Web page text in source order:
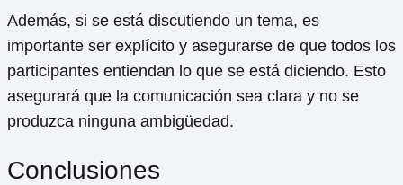
Además, si se está discutiendo un tema, es
importante ser explícito y asegurarse de que todos los
participantes entiendan lo que se está diciendo. Esto
asegurará que la comunicación sea clara y no se
produzca ninguna ambigüedad.
Conclusiones